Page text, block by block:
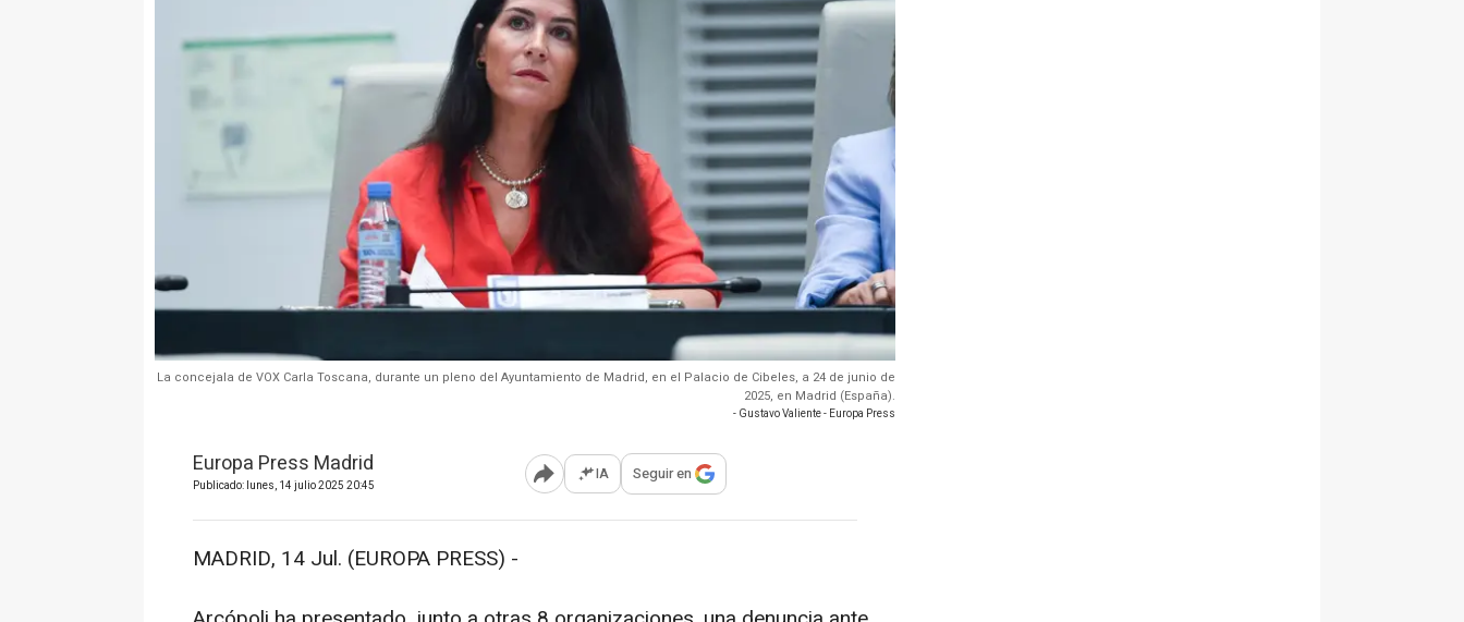
La concejala de VOX Carla Toscana, durante un pleno del Ayuntamiento de Madrid, en el Palacio de Cibeles, a 24 de junio de
2025, en Madrid (España).
- Gustavo Valiente - Europa Press
Europa Press Madrid
Publicado: lunes, 14 julio 2025 20:45 Abrir opciones para compartir
IA Seguir en
MADRID, 14 Jul. (EUROPA PRESS) -